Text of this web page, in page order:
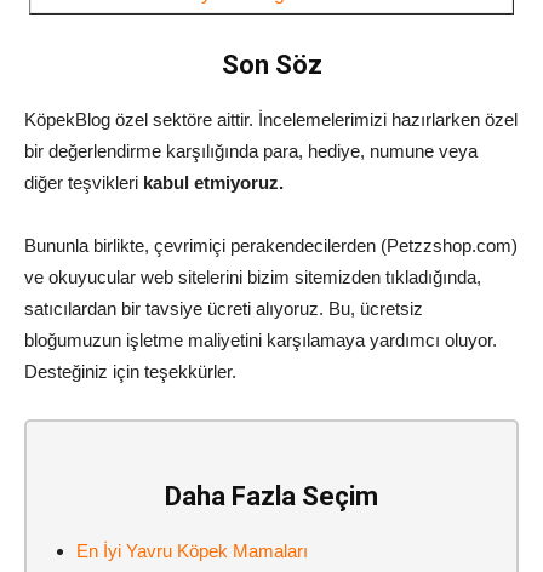
Son Söz
KöpekBlog özel sektöre aittir. İncelemelerimizi hazırlarken özel
bir değerlendirme karşılığında para, hediye, numune veya
diğer teşvikleri kabul etmiyoruz.
Bununla birlikte, çevrimiçi perakendecilerden (Petzzshop.com)
ve okuyucular web sitelerini bizim sitemizden tıkladığında,
satıcılardan bir tavsiye ücreti alıyoruz. Bu, ücretsiz
bloğumuzun işletme maliyetini karşılamaya yardımcı oluyor.
Desteğiniz için teşekkürler.
Daha Fazla Seçim
En İyi Yavru Köpek Mamaları